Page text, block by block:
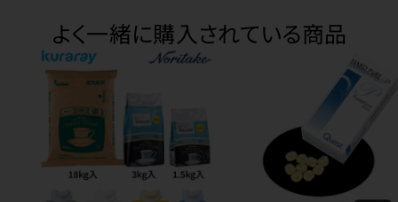
よく一緒に購入されている商品